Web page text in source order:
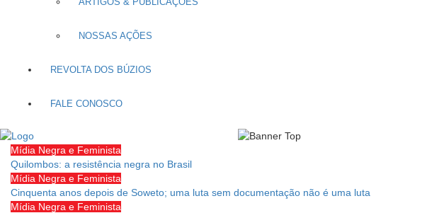
NOSSAS AÇÕES
REVOLTA DOS BÚZIOS
FALE CONOSCO
Mídia Negra e Feminista
Quilombos: a resistência negra no Brasil
Mídia Negra e Feminista
Cinquenta anos depois de Soweto; uma luta sem documentação não é uma luta
Mídia Negra e Feminista